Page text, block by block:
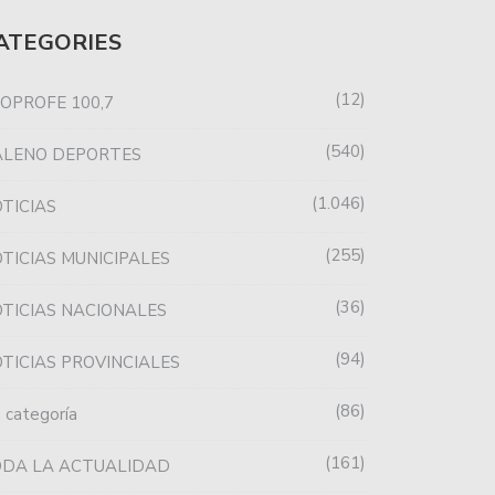
100,7 12
DEPORTES 540
1.046
MUNICIPALES 255
NACIONALES 36
PROVINCIALES 94
categoría 86
LA ACTUALIDAD 161